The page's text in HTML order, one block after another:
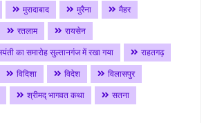
मुरादाबाद मुरैना
मैहर
रतलाम
रायसेन
का समारोह सुल्तानगंज में रखा गया
राहतगढ़
विदिशा विदेश
विलासपुर
श्रीमद् भागवत कथा
सतना